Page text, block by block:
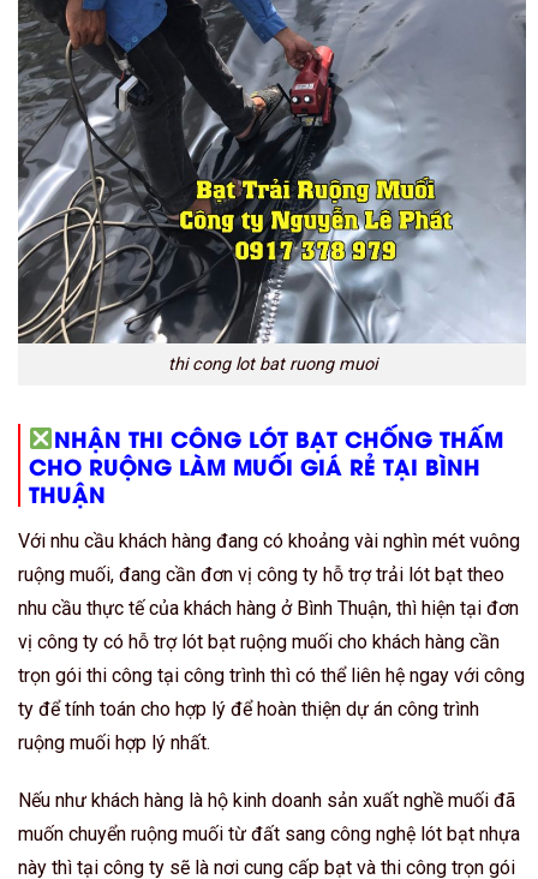
thi cong lot bat ruong muoi
NHẬN THI CÔNG LÓT BẠT CHỐNG THẤM
CHO RUỘNG LÀM MUỐI GIÁ RẺ TẠI BÌNH
THUẬN
Với nhu cầu khách hàng đang có khoảng vài nghìn mét vuông
ruộng muối, đang cần đơn vị công ty hỗ trợ trải lót bạt theo
nhu cầu thực tế của khách hàng ở Bình Thuận, thì hiện tại đơn
vị công ty có hỗ trợ lót bạt ruộng muối cho khách hàng cần
trọn gói thi công tại công trình thì có thể liên hệ ngay với công
ty để tính toán cho hợp lý để hoàn thiện dự án công trình
ruộng muối hợp lý nhất.
Nếu như khách hàng là hộ kinh doanh sản xuất nghề muối đã
muốn chuyển ruộng muối từ đất sang công nghệ lót bạt nhựa
này thì tại công ty sẽ là nơi cung cấp bạt và thi công trọn gói